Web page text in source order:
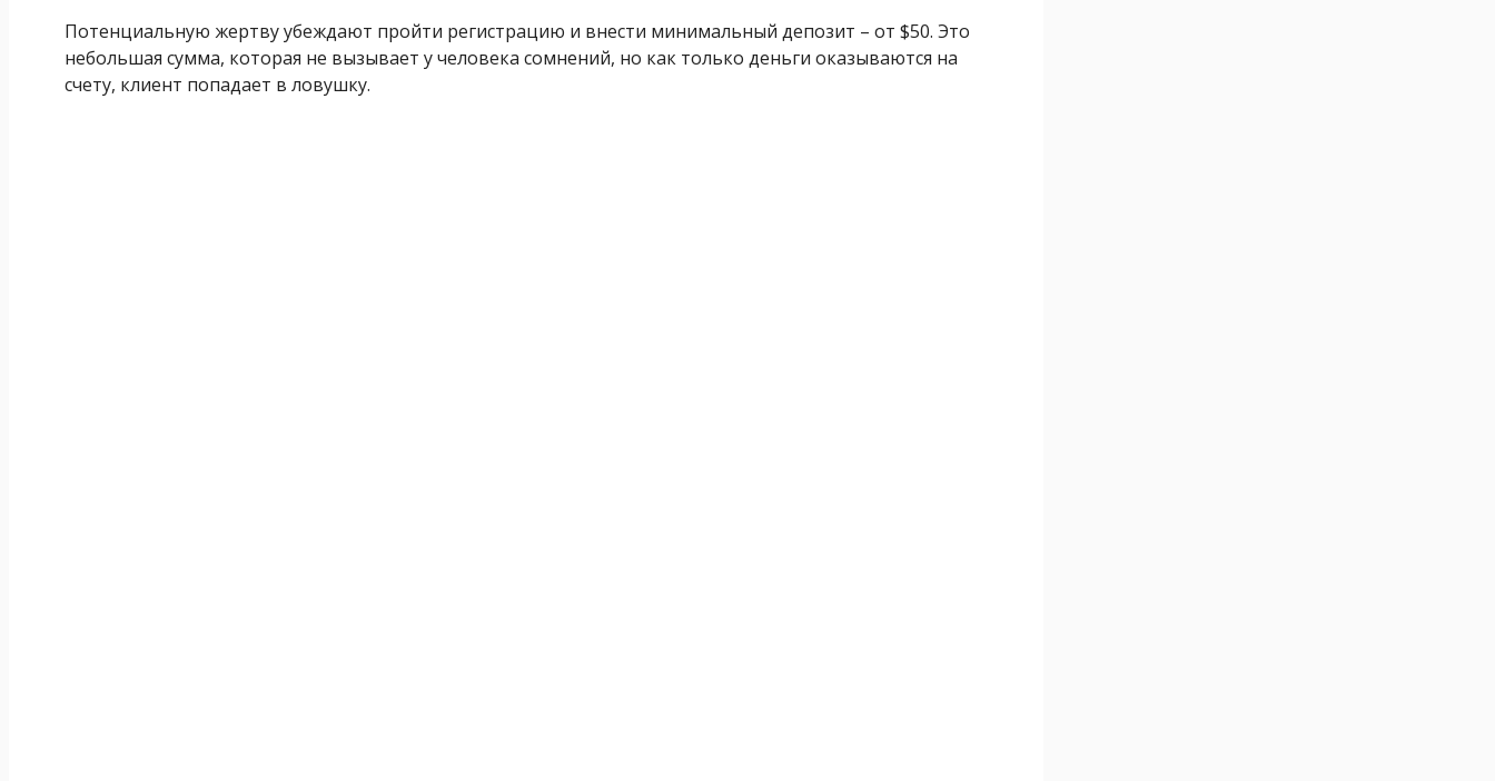
Потенциальную жертву убеждают пройти регистрацию и внести минимальный депозит – от $50. Это
небольшая сумма, которая не вызывает у человека сомнений, но как только деньги оказываются на
счету, клиент попадает в ловушку.